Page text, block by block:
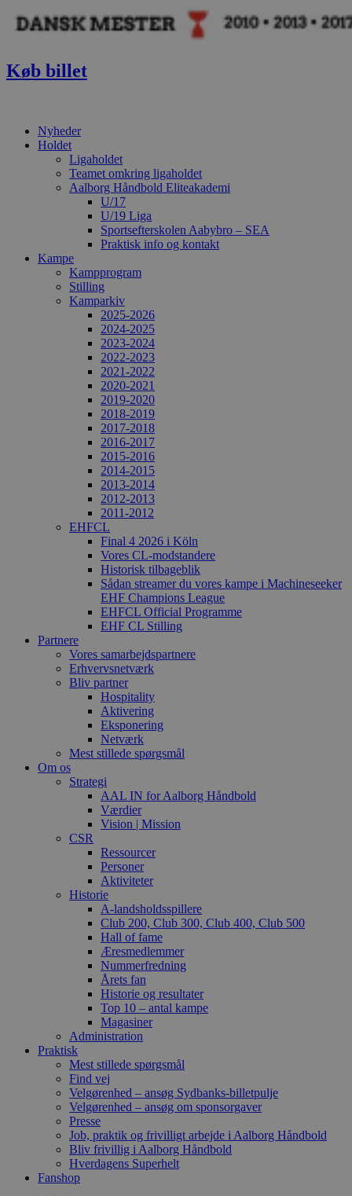
Køb billet
Nyheder
Holdet
Ligaholdet
Teamet omkring ligaholdet
Aalborg Håndbold Eliteakademi
U/17
U/19 Liga
Sportsefterskolen Aabybro – SEA
Praktisk info og kontakt
Kampe
Kampprogram
Stilling
Kamparkiv
2025-2026
2024-2025
2023-2024
2022-2023
2021-2022
2020-2021
2019-2020
2018-2019
2017-2018
2016-2017
2015-2016
2014-2015
2013-2014
2012-2013
2011-2012
EHFCL
Final 4 2026 i Köln
Vores CL-modstandere
Historisk tilbageblik
Sådan streamer du vores kampe i Machineseeker
EHF Champions League
EHFCL Official Programme
EHF CL Stilling
Partnere
Vores samarbejdspartnere
Erhvervsnetværk
Bliv partner
Hospitality
Aktivering
Eksponering
Netværk
Mest stillede spørgsmål
Om os
Strategi
AAL IN for Aalborg Håndbold
Værdier
Vision | Mission
CSR
Ressourcer
Personer
Aktiviteter
Historie
A-landsholdsspillere
Club 200, Club 300, Club 400, Club 500
Hall of fame
Æresmedlemmer
Nummerfredning
Årets fan
Historie og resultater
Top 10 – antal kampe
Magasiner
Administration
Praktisk
Mest stillede spørgsmål
Find vej
Velgørenhed – ansøg Sydbanks-billetpulje
Velgørenhed – ansøg om sponsorgaver
Presse
Job, praktik og frivilligt arbejde i Aalborg Håndbold
Bliv frivillig i Aalborg Håndbold
Hverdagens Superhelt
Fanshop